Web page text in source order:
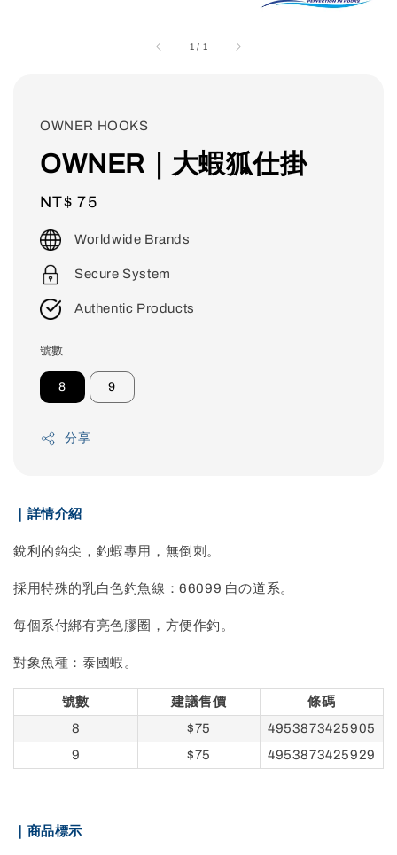
1 / 1
OWNER HOOKS
OWNER｜大蝦狐仕掛
Regular
price
NT$ 75
Worldwide Brands
Secure System
Authentic Products
號數
8 9
分享
｜詳情介紹
銳利的鈎尖，釣蝦專用，無倒刺。
採用特殊的乳白色釣魚線：66099 白の道系。
每個系付綁有亮色膠圈，方便作釣。
對象魚種：泰國蝦。
號數 建議售價
條碼
8
$75
4953873425905
9
$75 4953873425929
｜商品標示